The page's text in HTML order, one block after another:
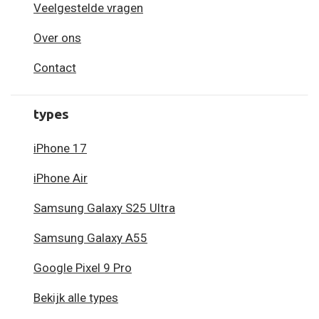
Veelgestelde vragen
Over ons
Contact
types
iPhone 17
iPhone Air
Samsung Galaxy S25 Ultra
Samsung Galaxy A55
Google Pixel 9 Pro
Bekijk alle types